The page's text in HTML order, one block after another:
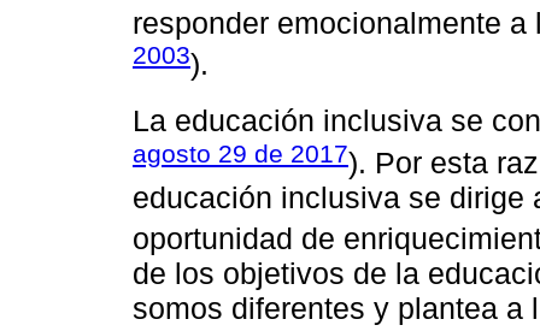
responder emocionalmente
2003).
La educación inclusiva se
agosto 29 de 2017). Por esta
educación inclusiva se dirige
oportunidad de
de los objetivos de la
somos diferentes y plantea a